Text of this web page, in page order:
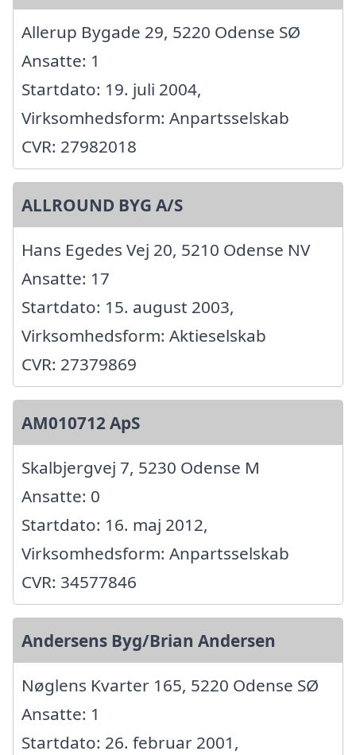
Allerup Bygade 29, 5220 Odense SØ
Ansatte: 1
Startdato: 19. juli 2004,
Virksomhedsform: Anpartsselskab
CVR: 27982018
ALLROUND BYG A/S
Hans Egedes Vej 20, 5210 Odense NV
Ansatte: 17
Startdato: 15. august 2003,
Virksomhedsform: Aktieselskab
CVR: 27379869
AM010712 ApS
Skalbjergvej 7, 5230 Odense M
Ansatte: 0
Startdato: 16. maj 2012,
Virksomhedsform: Anpartsselskab
CVR: 34577846
Andersens Byg/Brian Andersen
Nøglens Kvarter 165, 5220 Odense SØ
Ansatte: 1
Startdato: 26. februar 2001,